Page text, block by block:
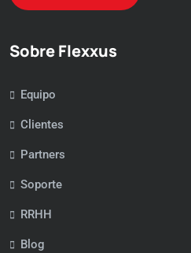
Sobre Flexxus
Equipo
Clientes
Partners
Soporte
RRHH
Blog